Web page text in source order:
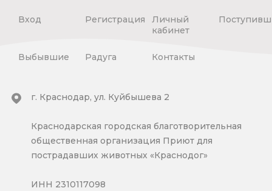
Вход Регистрация
Личный
кабинет
Выбывшие Радуга Контакты
г. Краснодар, ул. Куйбышева 2
Краснодарская городская благотворительная
общественная организация Приют для
пострадавших животных «Краснодог»
ИНН 2310117098